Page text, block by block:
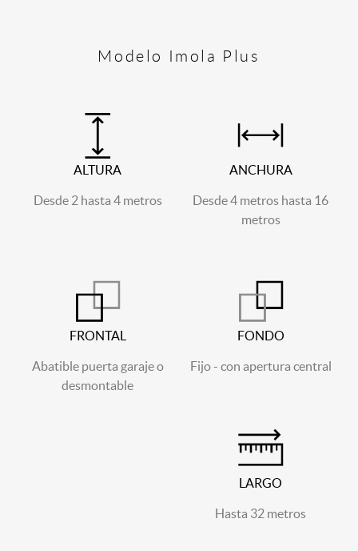
Modelo Imola Plus
ALTURA
Desde 2 hasta 4 metros
ANCHURA
Desde 4 metros hasta 16
metros
FRONTAL
Abatible puerta garaje o
desmontable
FONDO
Fijo - con apertura central
LARGO
Hasta 32 metros